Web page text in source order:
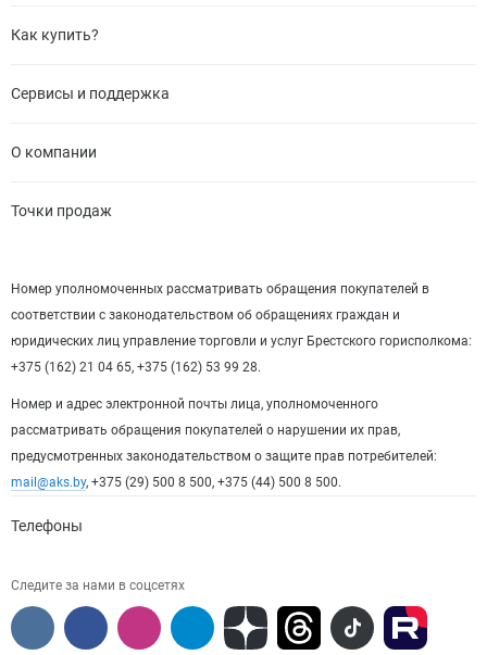
Как купить?
Сервисы и поддержка
О компании
Точки продаж
Номер уполномоченных рассматривать обращения покупателей в
соответствии с законодательством об обращениях граждан и
юридических лиц управление торговли и услуг Брестского горисполкома:
+375 (162) 21 04 65, +375 (162) 53 99 28.
Номер и адрес электронной почты лица, уполномоченного
рассматривать обращения покупателей о нарушении их прав,
предусмотренных законодательством о защите прав потребителей:
mail@aks.by, +375 (29) 500 8 500, +375 (44) 500 8 500.
Телефоны
Следите за нами в соцсетях